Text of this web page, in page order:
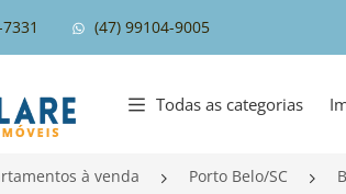
(47) 99104-9005
Todas as categorias
à venda Porto Belo/SC